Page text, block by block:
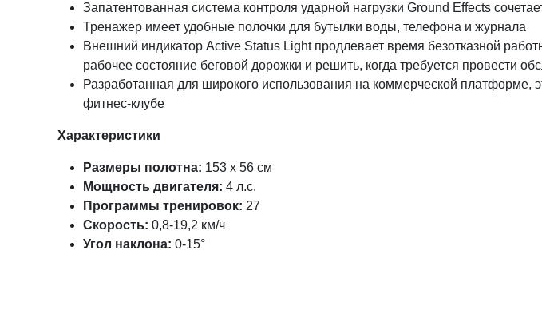
Запатентованная система контроля ударной нагрузки Ground Effects
Тренажер имеет удобные полочки для бутылки воды, телефона и журнала
Внешний индикатор Active Status Light продлевает время безотказной
рабочее состояние беговой дорожки и решить, когда требуется провести
Разработанная для широкого использования на коммерческой
фитнес-клубе
Характеристики
Размеры полотна: 153 x 56 см
Мощность двигателя: 4 л.с.
Программы тренировок: 27
Скорость: 0,8-19,2 км/ч
Угол наклона: 0-15°